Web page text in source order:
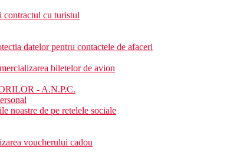
contractul cu turistul
datelor pentru contactele de afaceri
biletelor de avion
- A.N.P.C.
noastre de pe retelele sociale
voucherului cadou